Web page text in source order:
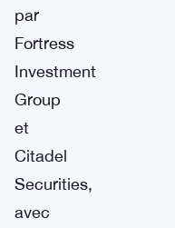
par
Fortress
Investment
Group
et
Citadel
Securities,
avec